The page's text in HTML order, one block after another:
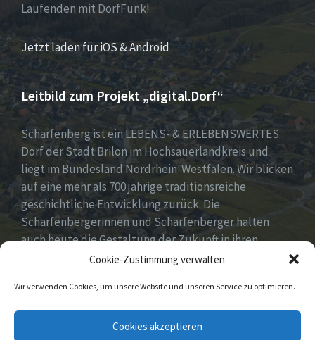
Cookie-Zustimmung verwalten
Wir verwenden Cookies, um unsere Website und unseren Service zu optimieren.
Cookies akzeptieren
Laufenden mit DorfFunk!
Jetzt laden für iOS & Android
Leitbild zum Projekt „digital.Dorf“
Scharfenberg ist ein LEBENS- & ERLEBENSWERTES
Dorf der Stadt Brilon im Hochsauerlandkreis und
liegt im Bundesland Nordrhein-Westfalen. Wir blicken
auf eine mehr als 700 jährige traditionsreiche
geschichtliche Entwicklung zurück. Die
Scharfenbergerinnen und Scharfenberger halten
auch heute die Gestaltung der Zukunft in ihren
Händen mit neuen, innovativen und kreativen Ideen
Moderne – Geschichte & Gegenwart“!
Unsere Idee: Menschen vor Ort verbinden mit
digitaler Transformation!